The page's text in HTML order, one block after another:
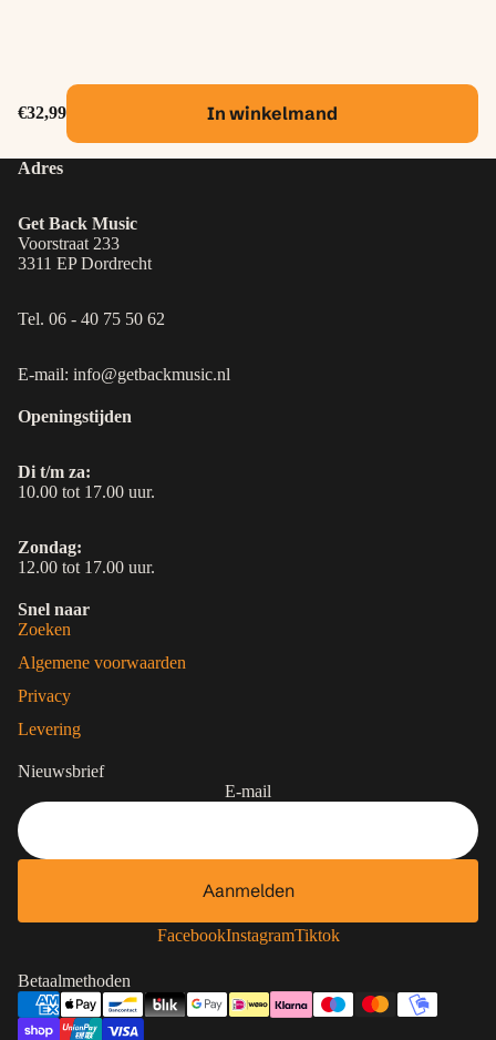
€32,99 In winkelmand
Adres
Get Back Music
Voorstraat 233
3311 EP Dordrecht
Tel. 06 - 40 75 50 62
E-mail: info@getbackmusic.nl
Openingstijden
Di t/m za:
10.00 tot 17.00 uur.
Zondag:
12.00 tot 17.00 uur.
Snel naar
Zoeken
Algemene voorwaarden
Privacy
Levering
Nieuwsbrief
E-mail
Aanmelden
FacebookInstagramTiktok
Betaalmethoden
Privacybeleid
Algemene voorwaarden
Verzendbeleid